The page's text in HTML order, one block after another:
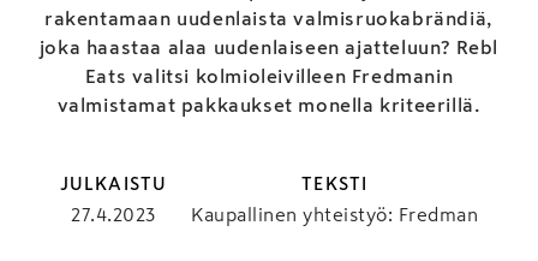
rakentamaan uudenlaista valmisruokabrändiä,
joka haastaa alaa uudenlaiseen ajatteluun? Rebl
Eats valitsi kolmioleivilleen Fredmanin
valmistamat pakkaukset monella kriteerillä.
JULKAISTU
27.4.2023
TEKSTI
Kaupallinen yhteistyö: Fredman